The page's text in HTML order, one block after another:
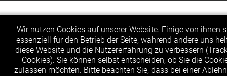
Wir nutzen Cookies auf unserer Website. Einige von ihnen
essenziell für den Betrieb der Seite, während andere uns
diese Website und die Nutzererfahrung zu verbessern
Cookies). Sie können selbst entscheiden, ob Sie die
zulassen möchten. Bitte beachten Sie, dass bei einer